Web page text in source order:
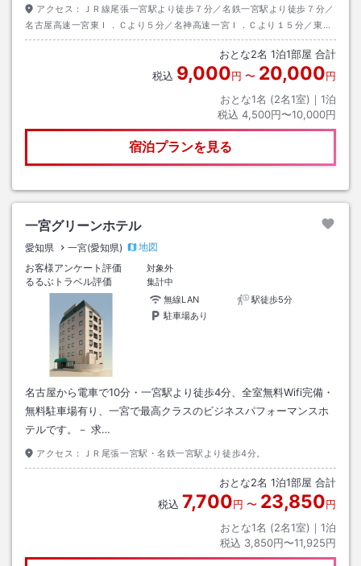
アクセス：
ＪＲ線尾張一宮駅より徒歩７分／名鉄一宮駅より徒歩７分／
名古屋高速一宮東Ｉ．Ｃより５分／名神高速一宮Ｉ．Ｃより１５分／東海
北陸自動車道一宮西Ｉ．Ｃより１０分
おとな2名 1泊1部屋 合計
税込 9,000円 〜 20,000円
おとな1名 (2名1室)｜ 1泊
税込 4,500円〜10,000円
宿泊プランを見る
一宮グリーンホテル
愛知県 一宮(愛知県)
地図
お客様アンケート評価
対象外
るるぶトラベル評価
集計中
無線LAN
駅徒歩5分
駐車場あり
名古屋から電車で10分・一宮駅より徒歩4分、全室無料Wifi完備・
無料駐車場有り、一宮で最高クラスのビジネスパフォーマンスホ
テルです。－ 求…
アクセス： ＪＲ尾張一宮駅・名鉄一宮駅より徒歩4分。
おとな2名 1泊1部屋 合計
税込 7,700円 〜 23,850円
おとな1名 (2名1室)｜ 1泊
税込 3,850円〜11,925円